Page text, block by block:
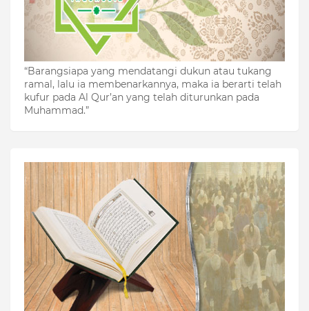
“Barangsiapa yang mendatangi dukun atau tukang
ramal, lalu ia membenarkannya, maka ia berarti telah
kufur pada Al Qur’an yang telah diturunkan pada
Muhammad.”